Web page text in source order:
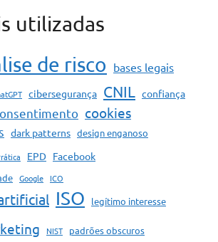
utilizadas
de risco bases legais
cibersegurança CNIL confiança
cookies
dark patterns design enganoso
EPD Facebook
Google ICO
ISO legítimo interesse
NIST padrões obscuros